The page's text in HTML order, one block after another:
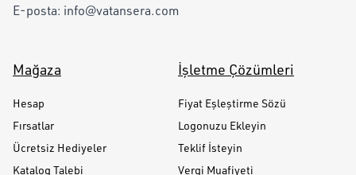
E-posta: info@vatansera.com
Mağaza
Hesap
Fırsatlar
Ücretsiz Hediyeler
Katalog Talebi
İşletme Çözümleri
Fiyat Eşleştirme Sözü
Logonuzu Ekleyin
Teklif İsteyin
Vergi Muafiyeti